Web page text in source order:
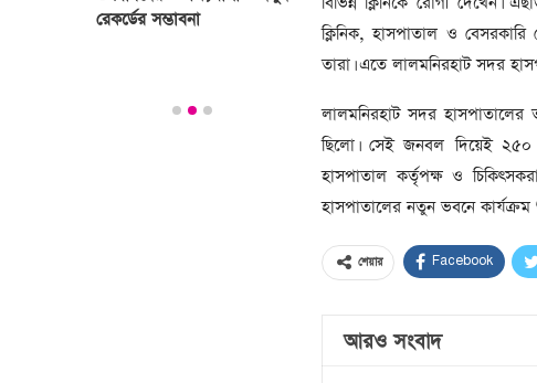
ক্লিনিক, হাসপাতাল ও
তারা। এতে লালমনিরহাট সদর
লালমনিরহাট সদর
ছিলো। সেই জনবল দিয়েই ২৫০
হাসপাতাল কর্তৃপক্ষ ও
হাসপাতালের নতুন ভবনে
শেয়ার Facebook
আরও সংবাদ
রেকর্ডের সম্ভাবনা